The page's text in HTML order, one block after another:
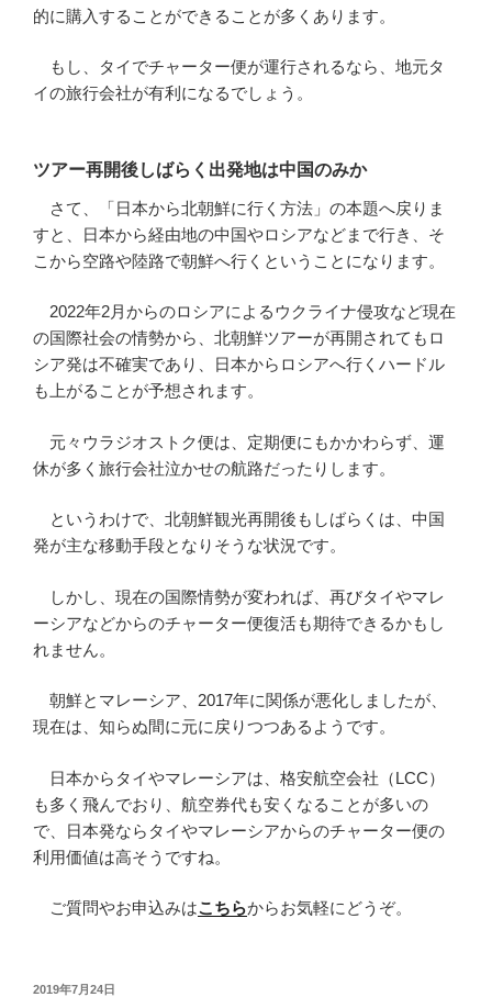
的に購入することができることが多くあります。
もし、タイでチャーター便が運行されるなら、地元タ
イの旅行会社が有利になるでしょう。
ツアー再開後しばらく出発地は中国のみか
さて、「日本から北朝鮮に行く方法」の本題へ戻りま
すと、日本から経由地の中国やロシアなどまで行き、そ
こから空路や陸路で朝鮮へ行くということになります。
2022年2月からのロシアによるウクライナ侵攻など現在
の国際社会の情勢から、北朝鮮ツアーが再開されてもロ
シア発は不確実であり、日本からロシアへ行くハードル
も上がることが予想されます。
元々ウラジオストク便は、定期便にもかかわらず、運
休が多く旅行会社泣かせの航路だったりします。
というわけで、北朝鮮観光再開後もしばらくは、中国
発が主な移動手段となりそうな状況です。
しかし、現在の国際情勢が変われば、再びタイやマレ
ーシアなどからのチャーター便復活も期待できるかもし
れません。
朝鮮とマレーシア、2017年に関係が悪化しましたが、
現在は、知らぬ間に元に戻りつつあるようです。
日本からタイやマレーシアは、格安航空会社（LCC）
も多く飛んでおり、航空券代も安くなることが多いの
で、日本発ならタイやマレーシアからのチャーター便の
利用価値は高そうですね。
ご質問やお申込みはこちらからお気軽にどうぞ。
投
2019年7月24日